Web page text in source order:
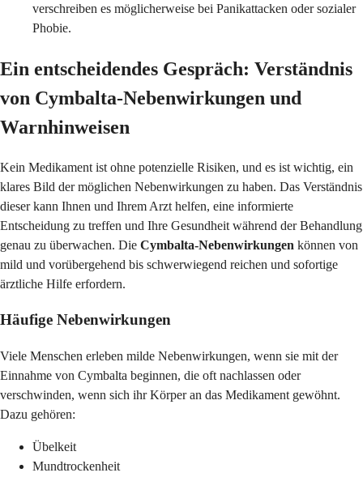
verschreiben es möglicherweise bei Panikattacken oder sozialer
Phobie.
Ein entscheidendes Gespräch: Verständnis
von Cymbalta-Nebenwirkungen und
Warnhinweisen
Kein Medikament ist ohne potenzielle Risiken, und es ist wichtig, ein
klares Bild der möglichen Nebenwirkungen zu haben. Das Verständnis
dieser kann Ihnen und Ihrem Arzt helfen, eine informierte
Entscheidung zu treffen und Ihre Gesundheit während der Behandlung
genau zu überwachen. Die Cymbalta-Nebenwirkungen können von
mild und vorübergehend bis schwerwiegend reichen und sofortige
ärztliche Hilfe erfordern.
Häufige Nebenwirkungen
Viele Menschen erleben milde Nebenwirkungen, wenn sie mit der
Einnahme von Cymbalta beginnen, die oft nachlassen oder
verschwinden, wenn sich ihr Körper an das Medikament gewöhnt.
Dazu gehören:
Übelkeit
Mundtrockenheit